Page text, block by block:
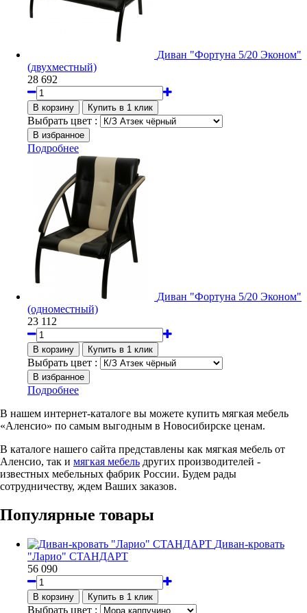
Диван "Фортуна 5/20 Эконом"
(двухместный)
28 692
Выбрать цвет :
Подробнее
Диван "Фортуна 5/20 Эконом"
(одноместный)
23 112
Выбрать цвет :
Подробнее
В нашем интернет-каталоге вы можете купить мягкая мебель
«Аленсио» по самым выгодным в Новосибирске ценам.
В каталоге нашего сайта представлены как мягкая мебель от
Аленсио, так и мягкая мебель других производителей -
известных мебельных фабрик России. Будем рады
сотрудничеству, ждем Ваших заказов.
Популярные товары
Диван-кровать
"Ларио" СТАНДАРТ
56 090
Выбрать цвет :